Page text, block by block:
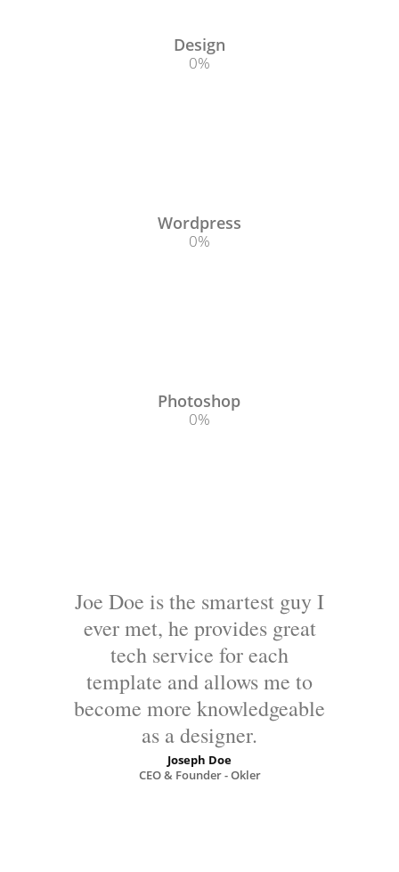
Design
0%
Wordpress
0%
Photoshop
0%
Joe Doe is the smartest guy I
ever met, he provides great
tech service for each
template and allows me to
become more knowledgeable
as a designer.
Joseph Doe
CEO & Founder - Okler